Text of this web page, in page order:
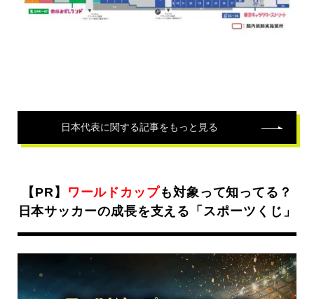
日本代表に関する記事をもっと見る
【PR】 ワールドカップも対象って知ってる？
日本サッカーの成長を支える「スポーツくじ」